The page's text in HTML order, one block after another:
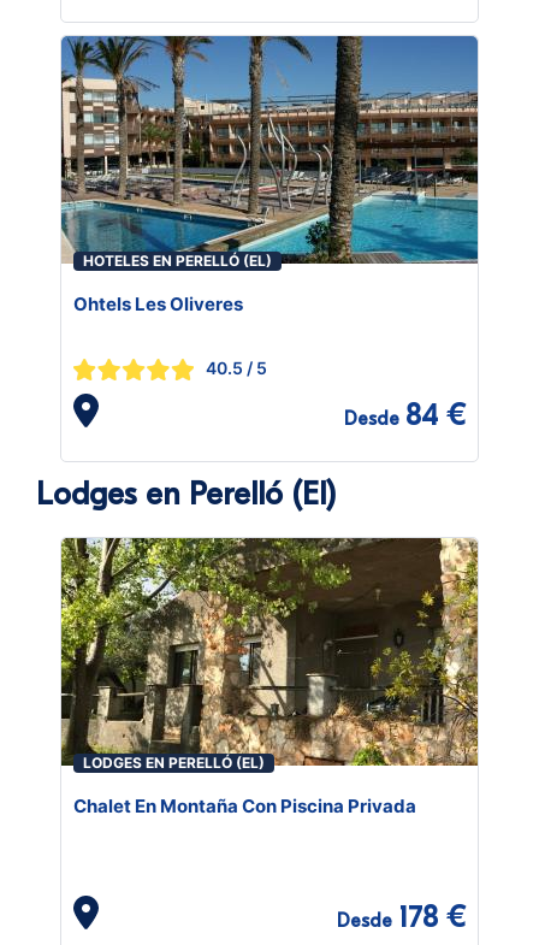
HOTELES EN PERELLÓ (EL)
Ohtels Les Oliveres
40.5 / 5
Desde 84 €
Lodges en Perelló (El)
LODGES EN PERELLÓ (EL)
Chalet En Montaña Con Piscina Privada
Desde 178 €